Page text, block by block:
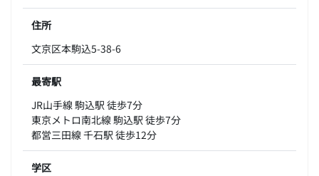
住所
文京区本駒込5-38-6
最寄駅
JR山手線 駒込駅 徒歩7分
東京メトロ南北線 駒込駅 徒歩7分
都営三田線 千石駅 徒歩12分
学区